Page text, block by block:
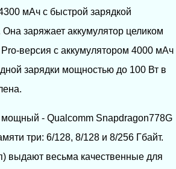
мАч с быстрой зарядкой
заряжает аккумулятор целиком
Pro-версия с аккумулятором 4000 мАч
зарядки мощностью до 100 Вт в
- Qualcomm Snapdragon778G
три: 6/128, 8/128 и 8/256 Гбайт.
выдают весьма качественные для